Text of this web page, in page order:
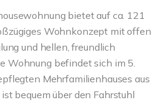
bietet auf ca. 121
Wohnkonzept mit offen
und hellen, freundlich
Wohnung befindet sich im 5.
Mehrfamilienhauses aus
bequem über den Fahrstuhl